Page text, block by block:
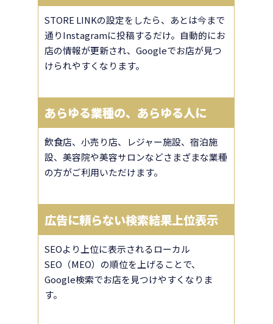
STORE LINKの設定をしたら、あとは今まで
通りInstagramに投稿するだけ。自動的にお
店の情報が更新され、Googleでお店が見つ
けられやすくなります。
あらゆる業種の、あらゆる人に
飲食店、小売り店、レジャー施設、宿泊施
設、美容院や美容サロンなどさまざまな業種
の方がご利用いただけます。
広告に頼らない検索結果上位表示
SEOより上位に表示されるローカル
SEO（MEO）の順位を上げることで、
Google検索でお店を見つけやすくなりま
す。